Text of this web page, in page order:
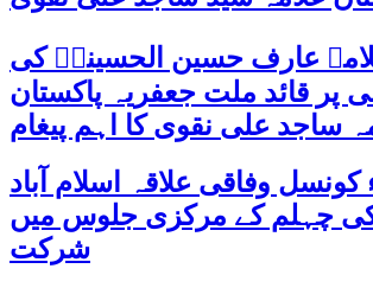
عارف حسین الحسینیؒ کی
پر قائد ملت جعفریہ پاکستان
ساجد علی نقوی کا اہم پیغام
وفاقی علاقہ اسلام آباد
چہلم کے مرکزی جلوس میں
شرکت